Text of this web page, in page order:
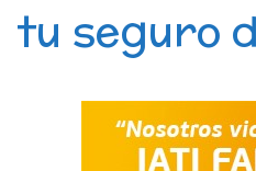
tu seguro